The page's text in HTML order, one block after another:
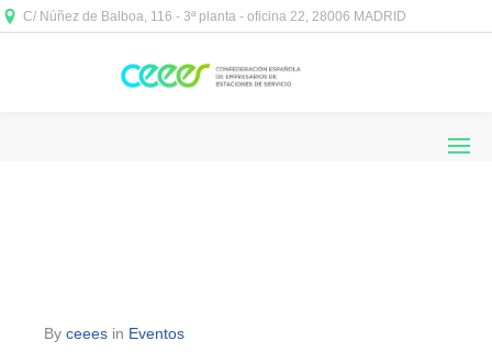
C/ Núñez de Balboa, 116 - 3ª planta - oficina 22, 28006 MADRID
By ceees in Eventos